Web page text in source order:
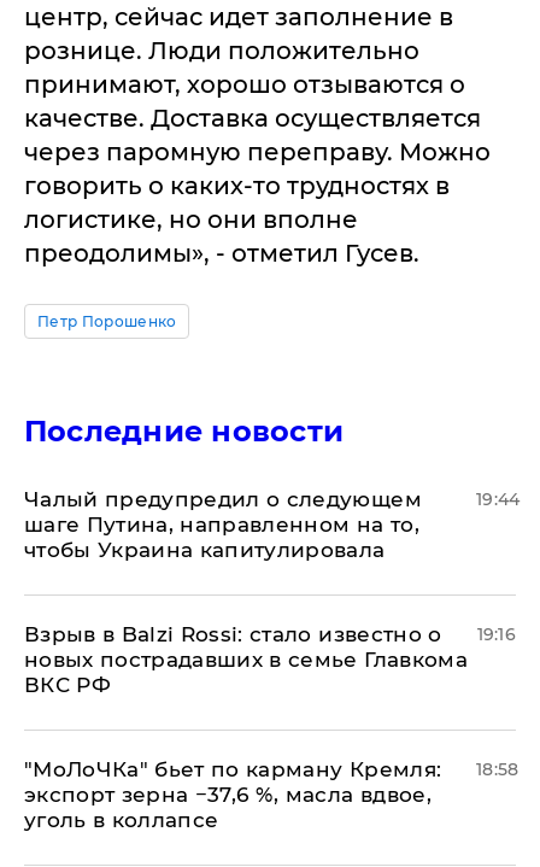
центр, сейчас идет заполнение в
рознице. Люди положительно
принимают, хорошо отзываются о
качестве. Доставка осуществляется
через паромную переправу. Можно
говорить о каких-то трудностях в
логистике, но они вполне
преодолимы», - отметил Гусев.
Петр Порошенко
Последние новости
Чалый предупредил о следующем
шаге Путина, направленном на то,
чтобы Украина капитулировала
19:44
Взрыв в Balzi Rossi: стало известно о
новых пострадавших в семье Главкома
ВКС РФ
19:16
​"МоЛоЧКа" бьет по карману Кремля:
экспорт зерна −37,6 %, масла вдвое,
уголь в коллапсе
18:58